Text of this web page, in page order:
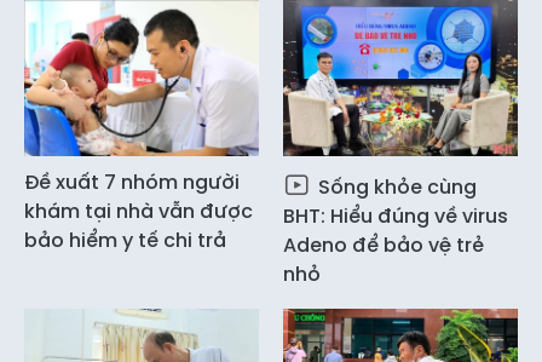
Đề xuất 7 nhóm người
khám tại nhà vẫn được
bảo hiểm y tế chi trả
Sống khỏe cùng
BHT: Hiểu đúng về virus
Adeno để bảo vệ trẻ
nhỏ